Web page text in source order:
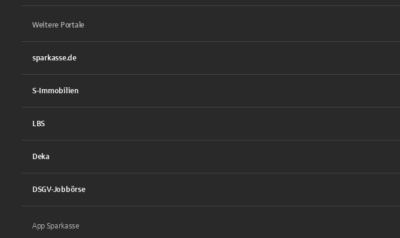
Weitere Portale
sparkasse.de
S-Immobilien
LBS
Deka
DSGV-Jobbörse
App Sparkasse